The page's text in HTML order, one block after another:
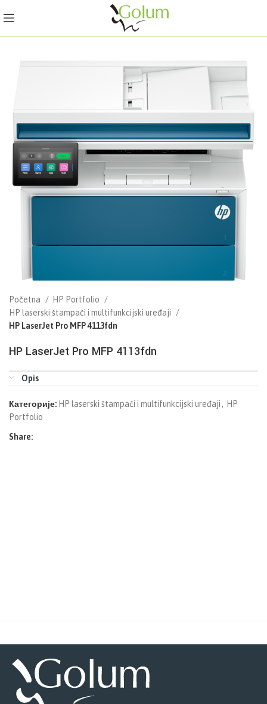
Početna
HP Portfolio
HP laserski štampači i multifunkcijski uređaji
HP LaserJet Pro MFP 4113fdn
HP LaserJet Pro MFP 4113fdn
Opis
Категорије: HP laserski štampači i multifunkcijski uređaji , HP
Portfolio
Share: